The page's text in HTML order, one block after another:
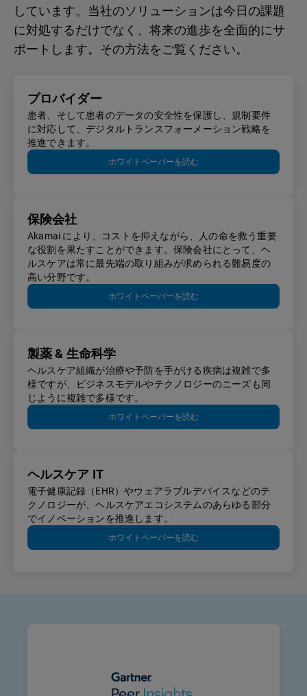
しています。当社のソリューションは今日の課題
に対処するだけでなく、将来の進歩を全面的にサ
ポートします。その方法をご覧ください。
プロバイダー
患者、そして患者のデータの安全性を保護し、規制要件
に対応して、デジタルトランスフォーメーション戦略を
推進できます。
ホワイトペーパーを読む
保険会社
Akamai により、コストを抑えながら、人の命を救う重要
な役割を果たすことができます。保険会社にとって、ヘ
ルスケアは常に最先端の取り組みが求められる難易度の
高い分野です。
ホワイトペーパーを読む
製薬 & 生命科学
ヘルスケア組織が治療や予防を手がける疾病は複雑で多
様ですが、ビジネスモデルやテクノロジーのニーズも同
じように複雑で多様です。
ホワイトペーパーを読む
ヘルスケア IT
電子健康記録（EHR）やウェアラブルデバイスなどのテ
クノロジーが、ヘルスケアエコシステムのあらゆる部分
でイノベーションを推進します。
ホワイトペーパーを読む